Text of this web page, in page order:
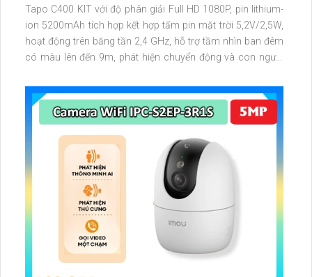
Tapo C400 KIT với độ phân giải Full HD 1080P, pin lithium-
ion 5200mAh tích hợp kết hợp tấm pin mặt trời 5,2V/2,5W,
hoạt động trên băng tần 2,4 GHz, hỗ trợ tầm nhìn ban đêm
có màu lên đến 9m, phát hiện chuyển động và con người
512GB